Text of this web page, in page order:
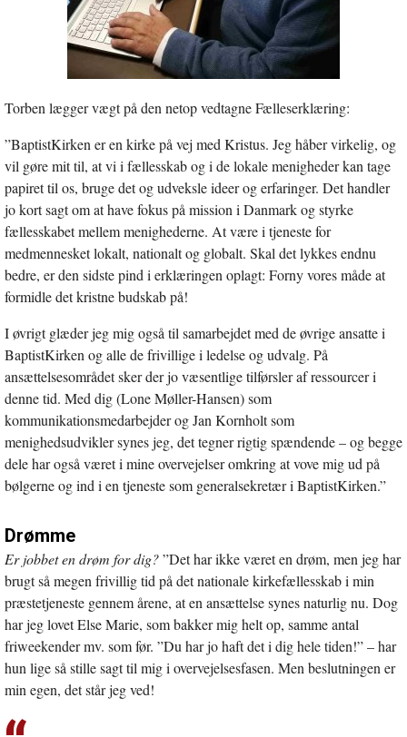
Torben lægger vægt på den netop vedtagne Fælleserklæring:
”BaptistKirken er en kirke på vej med Kristus. Jeg håber virkelig, og
vil gøre mit til, at vi i fællesskab og i de lokale menigheder kan tage
papiret til os, bruge det og udveksle ideer og erfaringer. Det handler
jo kort sagt om at have fokus på mission i Danmark og styrke
fællesskabet mellem menighederne. At være i tjeneste for
medmennesket lokalt, nationalt og globalt. Skal det lykkes endnu
bedre, er den sidste pind i erklæringen oplagt: Forny vores måde at
formidle det kristne budskab på!
I øvrigt glæder jeg mig også til samarbejdet med de øvrige ansatte i
BaptistKirken og alle de frivillige i ledelse og udvalg. På
ansættelsesområdet sker der jo væsentlige tilførsler af ressourcer i
denne tid. Med dig (Lone Møller-Hansen) som
kommunikationsmedarbejder og Jan Kornholt som
menighedsudvikler synes jeg, det tegner rigtig spændende – og begge
dele har også været i mine overvejelser omkring at vove mig ud på
bølgerne og ind i en tjeneste som generalsekretær i BaptistKirken.”
Drømme
Er jobbet en drøm for dig?”Det har ikke været en drøm, men jeg har
brugt så megen frivillig tid på det nationale kirkefællesskab i min
præstetjeneste gennem årene, at en ansættelse synes naturlig nu. Dog
har jeg lovet Else Marie, som bakker mig helt op, samme antal
friweekender mv. som før. ”Du har jo haft det i dig hele tiden!” – har
hun lige så stille sagt til mig i overvejelsesfasen. Men beslutningen er
min egen, det står jeg ved!